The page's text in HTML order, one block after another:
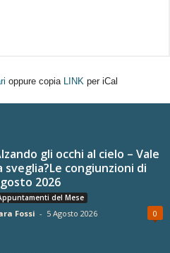
oppure copia LINK per iCal
gli occhi al cielo – Vale
sveglia?Le congiunzioni di
2026
del Mese
Fossi - 5 Agosto 2026 0